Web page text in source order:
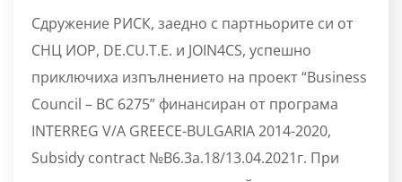
Сдружение РИСК, заедно с партньорите си от
СНЦ ИОР, DE.CU.T.E. и JOIN4CS, успешно
приключиха изпълнението на проект “Business
Council – BC 6275” финансиран от програма
INTERREG V/A GREECE-BULGARIA 2014-2020,
Subsidy contract №B6.3a.18/13.04.2021г. При